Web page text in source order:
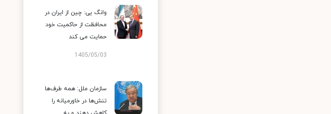
وانگ یی: چین از ایران در
محافظت از حاکمیت خود
حمایت می کند
1405/05/03
سازمان ملل: همه طرف‌ها
تنش‌ها در خاورمیانه را